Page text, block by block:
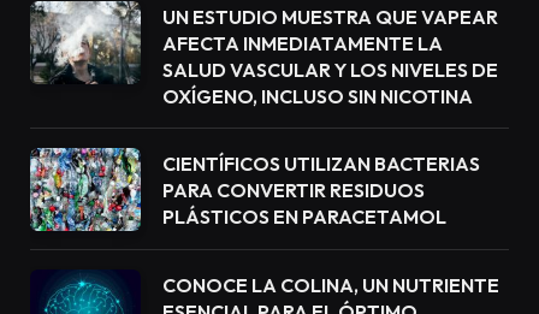
UN ESTUDIO MUESTRA QUE VAPEAR
AFECTA INMEDIATAMENTE LA
SALUD VASCULAR Y LOS NIVELES DE
OXÍGENO, INCLUSO SIN NICOTINA
CIENTÍFICOS UTILIZAN BACTERIAS
PARA CONVERTIR RESIDUOS
PLÁSTICOS EN PARACETAMOL
CONOCE LA COLINA, UN NUTRIENTE